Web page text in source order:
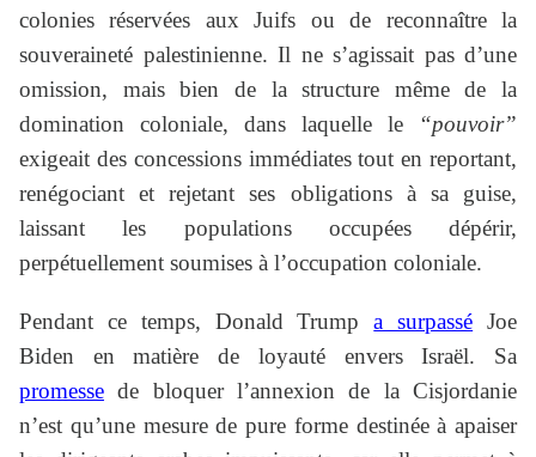
colonies réservées aux Juifs ou de reconnaître la
souveraineté palestinienne. Il ne s’agissait pas d’une
omission, mais bien de la structure même de la
domination coloniale, dans laquelle le “pouvoir”
exigeait des concessions immédiates tout en reportant,
renégociant et rejetant ses obligations à sa guise,
laissant les populations occupées dépérir,
perpétuellement soumises à l’occupation coloniale.
Pendant ce temps, Donald Trumpa surpassé Joe
Biden en matière de loyauté envers Israël. Sa
promesse de bloquer l’annexion de la Cisjordanie
n’est qu’une mesure de pure forme destinée à apaiser